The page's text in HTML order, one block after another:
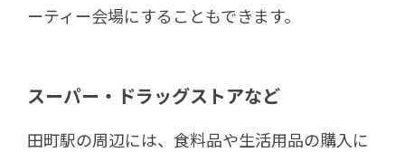
ーティー会場にすることもできます。
スーパー・ドラッグストアなど
田町駅の周辺には、食料品や生活用品の購入に